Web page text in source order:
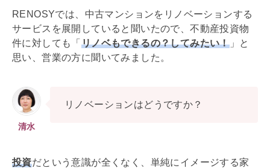
RENOSYでは、中古マンションを リノベーションする
サービスを展開していると聞いたので、不動産投資物
件に対しても「 リノベもできるの？してみたい！」と
思い、営業の方に聞いてみました。
清水
リノベーションはどうですか？
投資だという意識が全くなく、単純にイメージする家